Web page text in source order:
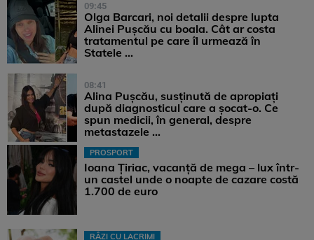
09:45
Olga Barcari, noi detalii despre lupta
Alinei Pușcău cu boala. Cât ar costa
tratamentul pe care îl urmează în
Statele ...
08:41
Alina Pușcău, susținută de apropiați
după diagnosticul care a șocat-o. Ce
spun medicii, în general, despre
metastazele ...
PROSPORT
Ioana Țiriac, vacanță de mega – lux într-
un castel unde o noapte de cazare costă
1.700 de euro
RÂZI CU LACRIMI